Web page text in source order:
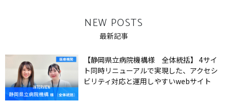
NEW POSTS
最新記事
【静岡県立病院機構様 全体統括】 4サイ
ト同時リニューアルで実現した、アクセシ
ビリティ対応と運用しやすいwebサイト